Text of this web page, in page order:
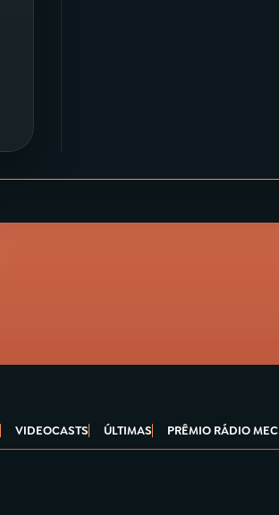
VIDEOCASTS ÚLTIMAS PRÊMIO RÁDIO MEC